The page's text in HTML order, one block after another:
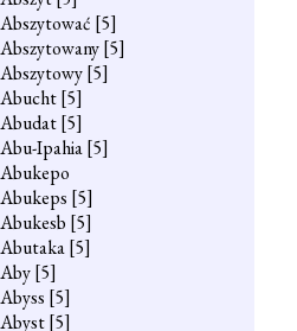
Abszytować [5]
Abszytowany[5]
Abszytowy[5]
Abucht[5]
Abudat[5]
Abu-Ipahia[5]
Abukepo
Abukeps [5]
Abukesb [5]
Abutaka[5]
Aby[5]
Abyss [5]
Abyst[5]